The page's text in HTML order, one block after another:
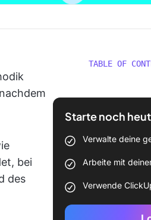
bei
des
TABLE OF
Starte noch
Verwalte deine
Arbeite mit
Verwende